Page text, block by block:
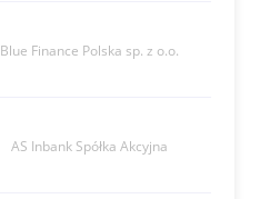
Blue Finance Polska sp. z o.o.
AS Inbank Spółka Akcyjna